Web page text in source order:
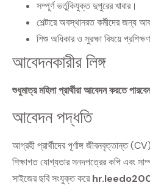
সম্পূর্ণ ভর্তুকিযুক্ত দুপুরের খাবার।
শেল্টারে অবস্থানরত কর্মীদের জন্য
শিশু অধিকার ও সুরক্ষা বিষয়ে
আবেদনকারীর লিঙ্গ
শুধুমাত্র মহিলা প্রার্থীরা আবেদন করতে
আবেদন পদ্ধতি
আগ্রহী প্রার্থীদের পূর্ণাঙ্গ জীবনবৃত্তান্ত
শিক্ষাগত যোগ্যতার সনদপত্রের কপি এবং
সাইজের ছবি সংযুক্ত করে